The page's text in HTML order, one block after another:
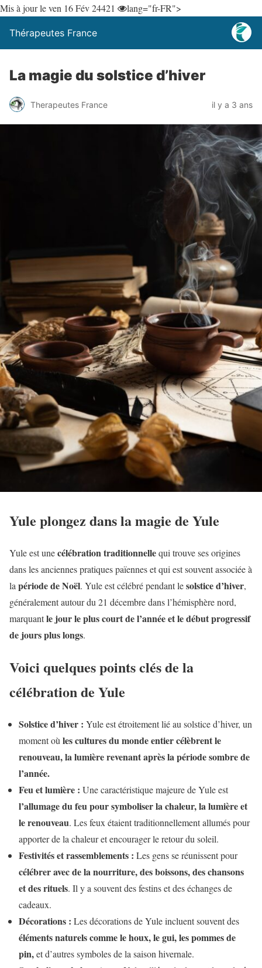
Mis à jour le ven 16 Fév 24421 lang="fr-FR">
Thérapeutes France
La magie du solstice d’hiver
Therapeutes France il y a 3 ans
Yule plongez dans la magie de Yule
Yule est unecélébration traditionnellequi trouve ses origines
dans les anciennes pratiques païennes et qui est souvent associée à
lapériode de Noël. Yule est célébré pendant lesolstice d’hiver,
généralement autour du 21 décembre dans l’hémisphère nord,
marquantle jour le plus court de l’année et le début progressif
de jours plus longs.
Voici quelques points clés de la
célébration de Yule
Solstice d’hiver : Yule est étroitement lié au solstice d’hiver, un
moment où les cultures du monde entier célèbrent le
renouveau, la lumière revenant après la période sombre de
l’année.
Feu et lumière : Une caractéristique majeure de Yule est
l’allumage du feu pour symboliser la chaleur, la lumière et
le renouveau. Les feux étaient traditionnellement allumés pour
apporter de la chaleur et encourager le retour du soleil.
Festivités et rassemblements : Les gens se réunissent pour
célébrer avec de la nourriture, des boissons, des chansons
et des rituels. Il y a souvent des festins et des échanges de
cadeaux.
Décorations : Les décorations de Yule incluent souvent des
éléments naturels comme le houx, le gui, les pommes de
pin,et d’autres symboles de la saison hivernale.